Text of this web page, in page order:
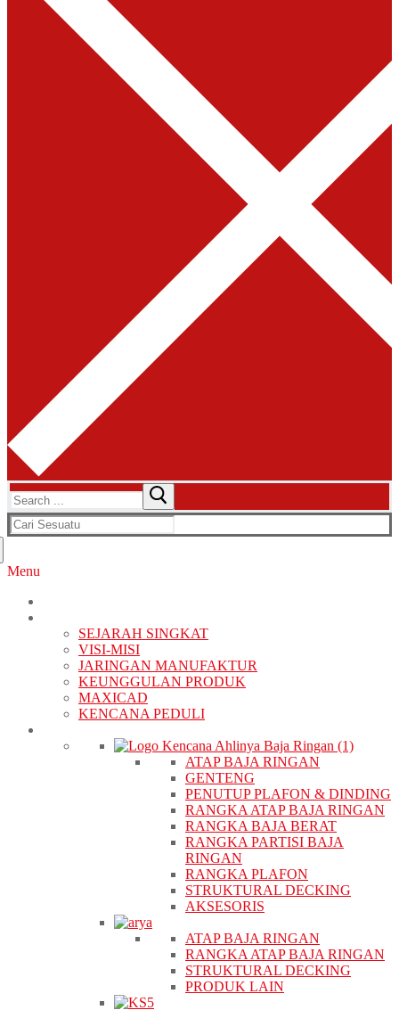
Search
for:
Search
for:
Menu
SEJARAH SINGKAT
VISI-MISI
JARINGAN MANUFAKTUR
KEUNGGULAN PRODUK
MAXICAD
KENCANA PEDULI
ATAP BAJA RINGAN
GENTENG
PENUTUP PLAFON & DINDING
RANGKA ATAP BAJA RINGAN
RANGKA BAJA BERAT
RANGKA PARTISI BAJA
RINGAN
RANGKA PLAFON
STRUKTURAL DECKING
AKSESORIS
ATAP BAJA RINGAN
RANGKA ATAP BAJA RINGAN
STRUKTURAL DECKING
PRODUK LAIN